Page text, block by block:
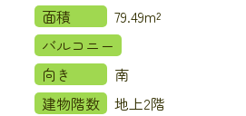
面積
79.49m²
バルコニー
向き
南
建物階数
地上2階